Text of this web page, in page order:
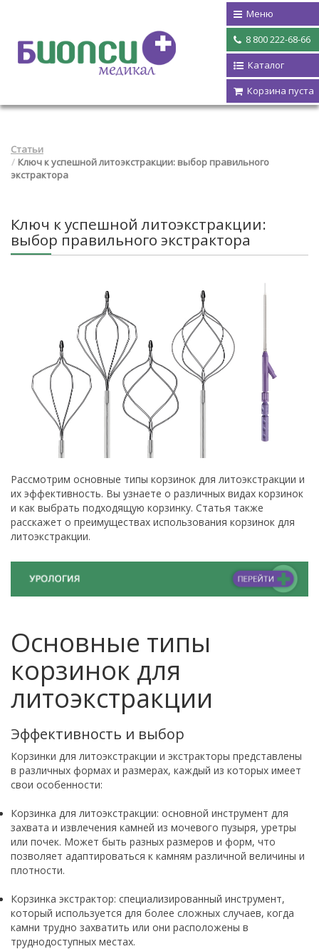
Меню
8 800 222-68-66
Каталог
Корзина пуста
Статьи
Ключ к успешной литоэкстракции: выбор правильного
экстрактора
Ключ к успешной литоэкстракции:
выбор правильного экстрактора
Рассмотрим основные типы корзинок для литоэкстракции и
их эффективность. Вы узнаете о различных видах корзинок
и как выбрать подходящую корзинку. Статья также
расскажет о преимуществах использования корзинок для
литоэкстракции.
Основные типы
корзинок для
литоэкстракции
Эффективность и выбор
Корзинки для литоэкстракции и экстракторы представлены
в различных формах и размерах, каждый из которых имеет
свои особенности:
Корзинка для литоэкстракции: основной инструмент для
захвата и извлечения камней из мочевого пузыря, уретры
или почек. Может быть разных размеров и форм, что
позволяет адаптироваться к камням различной величины и
плотности.
Корзинка экстрактор: специализированный инструмент,
который используется для более сложных случаев, когда
камни трудно захватить или они расположены в
труднодоступных местах.